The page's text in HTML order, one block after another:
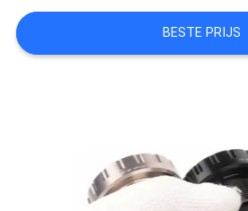
PRIVACYBELEID
BESTE PRIJS